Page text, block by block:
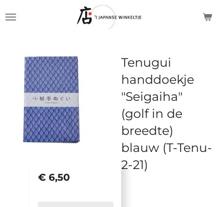
hoofdinhoud
Tenugui
handdoekje
"Seigaiha"
(golf in de
breedte)
blauw (T-Tenu-
2-21)
€ 6,50